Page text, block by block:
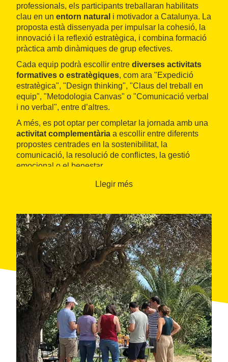
professionals, els participants treballaran habilitats
clau en un entorn natural i motivador a Catalunya. La
proposta està dissenyada per impulsar la cohesió, la
innovació i la reflexió estratègica, i combina formació
pràctica amb dinàmiques de grup efectives.
Cada equip podrà escollir entre diverses activitats
formatives o estratègiques, com ara "Expedició
estratègica", "Design thinking", "Claus del treball en
equip", "Metodologia Canvas" o "Comunicació verbal
i no verbal", entre d’altres.
A més, es pot optar per completar la jornada amb una
activitat complementària a escollir entre diferents
propostes centrades en la sostenibilitat, la
comunicació, la resolució de conflictes, la gestió
emocional o el benestar.
Llegir més